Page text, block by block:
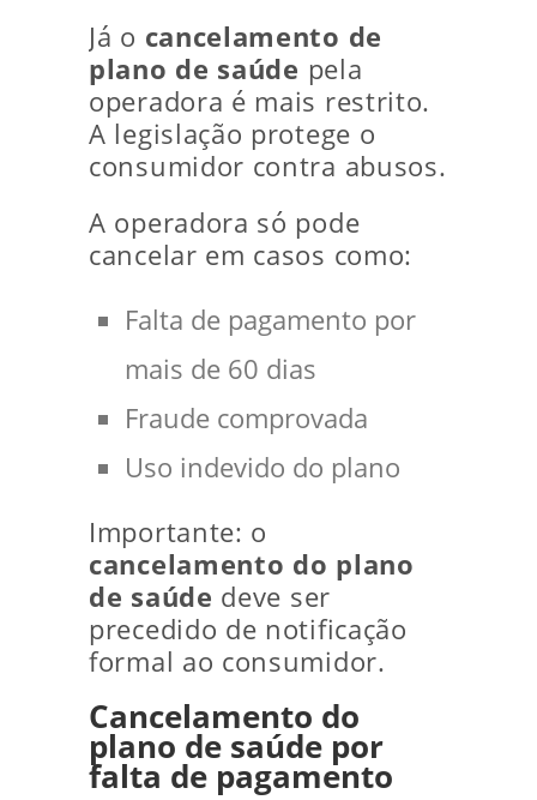
Já o cancelamento de
plano de saúde pela
operadora é mais restrito.
A legislação protege o
consumidor contra abusos.
A operadora só pode
cancelar em casos como:
Falta de pagamento por
mais de 60 dias
Fraude comprovada
Uso indevido do plano
Importante: o
cancelamento do plano
de saúde deve ser
precedido de notificação
formal ao consumidor.
Cancelamento do
plano de saúde por
falta de pagamento